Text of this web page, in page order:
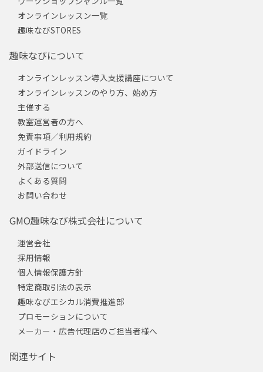
オンラインレッスン一覧
趣味なびSTORES
趣味なびについて
オンラインレッスン導入支援講座について
オンラインレッスンのやり方、始め方
主催する
教室運営者の方へ
免責事項／利用規約
ガイドライン
外部送信について
よくある質問
お問い合わせ
GMO趣味なび株式会社について
運営会社
採用情報
個人情報保護方針
特定商取引法の表示
趣味なびエシカル消費推進部
プロモーションについて
メーカー・広告代理店のご担当者様へ
関連サイト